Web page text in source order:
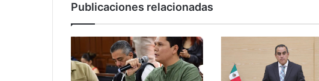
Sol
Publicaciones relacionadas